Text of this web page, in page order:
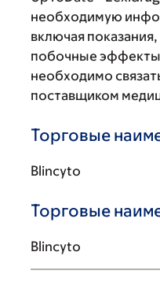
необходимую
включая
побочные эффекты
необходимо
поставщиком
Торговые
Blincyto
Торговые
Blincyto